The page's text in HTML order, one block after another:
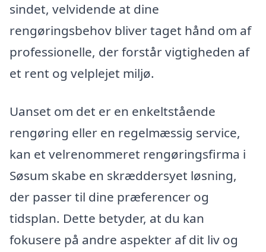
sindet, velvidende at dine
rengøringsbehov bliver taget hånd om af
professionelle, der forstår vigtigheden af
et rent og velplejet miljø.
Uanset om det er en enkeltstående
rengøring eller en regelmæssig service,
kan et velrenommeret rengøringsfirma i
Søsum skabe en skræddersyet løsning,
der passer til dine præferencer og
tidsplan. Dette betyder, at du kan
fokusere på andre aspekter af dit liv og